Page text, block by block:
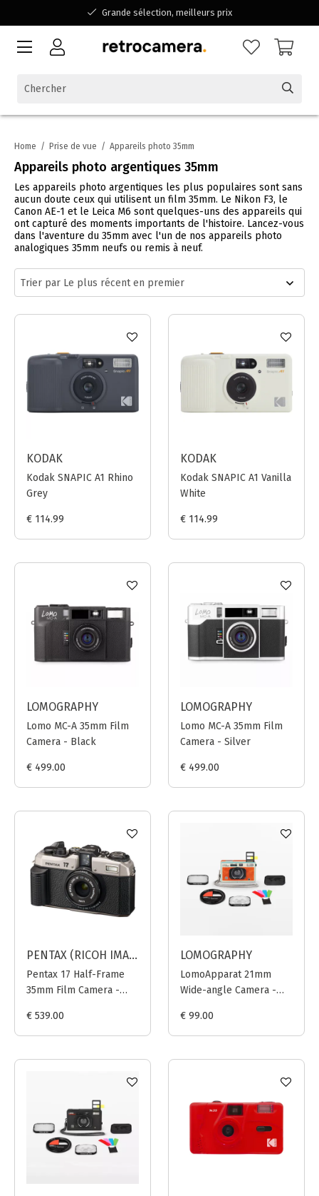
Grande sélection, meilleurs prix
Disponible pour toutes vos questions
Home / Prise de vue / Appareils photo 35mm
Appareils photo argentiques 35mm
Les appareils photo argentiques les plus populaires sont sans
aucun doute ceux qui utilisent un film 35mm. Le Nikon F3, le
Canon AE-1 et le Leica M6 sont quelques-uns des appareils qui
ont capturé des moments importants de l'histoire. Lancez-vous
dans l'aventure du 35mm avec l'un de nos appareils photo
analogiques 35mm neufs ou remis à neuf.
KODAK
Kodak SNAPIC A1 Rhino
Grey
€ 114.99
KODAK
Kodak SNAPIC A1 Vanilla
White
€ 114.99
LOMOGRAPHY
Lomo MC-A 35mm Film
Camera - Black
€ 499.00
LOMOGRAPHY
Lomo MC-A 35mm Film
Camera - Silver
€ 499.00
PENTAX (RICOH IMAGING)
Pentax 17 Half-Frame
35mm Film Camera -
€ 539.00
LOMOGRAPHY
LomoApparat 21mm
Wide-angle Camera -
€ 99.00